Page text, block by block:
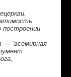
построении
— ”всемирная